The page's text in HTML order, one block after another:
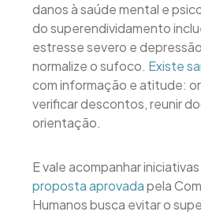
danos à saúde mental e
do superendividamento
estresse severo e
normalize o sufoco. Existe
com informação e atitude:
verificar descontos, reunir
orientação.
E vale acompanhar
proposta aprovadapela
Humanos busca evitar o